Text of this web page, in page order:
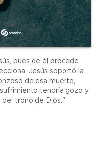
pues de él procede
Jesús soportó la
de esa muerte,
tendría gozo y
del trono de Dios."